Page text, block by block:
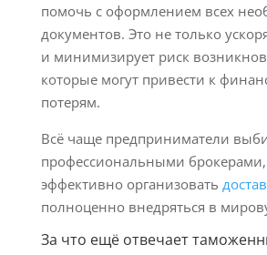
помочь с оформлением всех
документов. Это не только
и минимизирует риск
которые могут привести к
потерям.
Всё чаще предприниматели
профессиональными
эффективно организовать
полноценно внедряться в
За что ещё отвечает